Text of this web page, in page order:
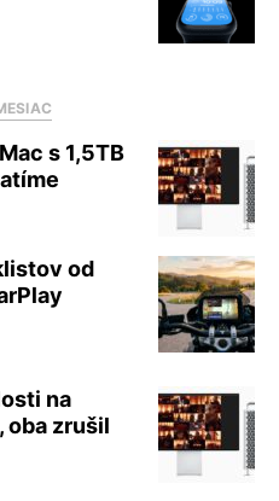
s 1,5TB
od
na
oba zrušil